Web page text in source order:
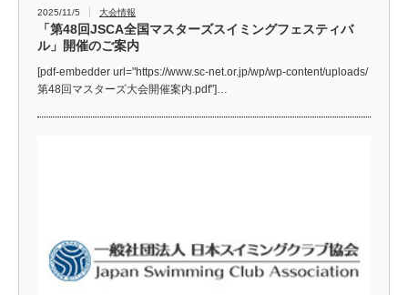
2025/11/5 大会情報
「第48回JSCA全国マスターズスイミングフェスティバ
ル」開催のご案内
[pdf-embedder url="https://www.sc-net.or.jp/wp/wp-content/uploads/
第48回マスターズ大会開催案内.pdf"]…